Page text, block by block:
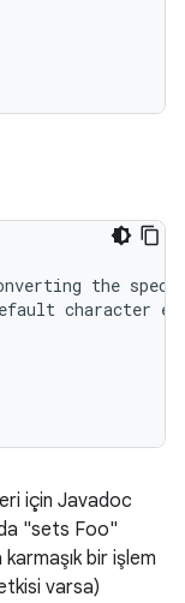
the
character
için Javadoc
"sets Foo"
bir işlem
varsa)